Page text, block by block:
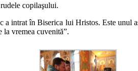
copilaşului.
intrat în Biserica lui Hristos. Este unul
la vremea cuvenită”.